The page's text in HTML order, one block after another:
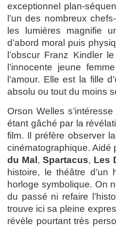
exceptionnel plan-
l’un des nombreux
les lumières magnifie
d’abord moral puis
l’obscur Franz Kindler
l’innocente jeune
l’amour. Elle est la fille
absolu ou tout du moins
Orson Welles
étant gâché par la
film. Il préfère observer
cinématographique. Aidé
du Mal , Spartacus, Les
histoire, le théâtre
horloge symbolique. On
du passé ni refaire
trouve ici sa pleine
révèle pourtant très